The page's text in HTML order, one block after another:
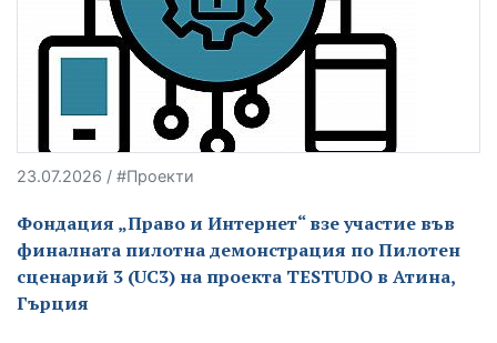
23.07.2026 / #Проекти
Фондация „Право и Интернет“ взе участие във
финалната пилотна демонстрация по Пилотен
сценарий 3 (UC3) на проекта TESTUDO в Атина,
Гърция